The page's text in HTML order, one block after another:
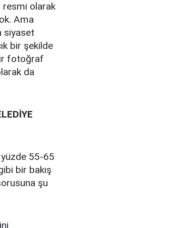
resmi olarak
Ama
siyaset
bir şekilde
fotoğraf
da
yüzde 55-65
bir bakış
şu